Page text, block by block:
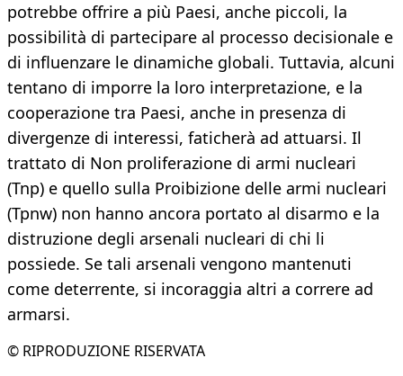
potrebbe offrire a più Paesi, anche piccoli, la
possibilità di partecipare al processo decisionale e
di influenzare le dinamiche globali. Tuttavia, alcuni
tentano di imporre la loro interpretazione, e la
cooperazione tra Paesi, anche in presenza di
divergenze di interessi, faticherà ad attuarsi. Il
trattato di Non proliferazione di armi nucleari
(Tnp) e quello sulla Proibizione delle armi nucleari
(Tpnw) non hanno ancora portato al disarmo e la
distruzione degli arsenali nucleari di chi li
possiede. Se tali arsenali vengono mantenuti
come deterrente, si incoraggia altri a correre ad
armarsi.
© RIPRODUZIONE RISERVATA